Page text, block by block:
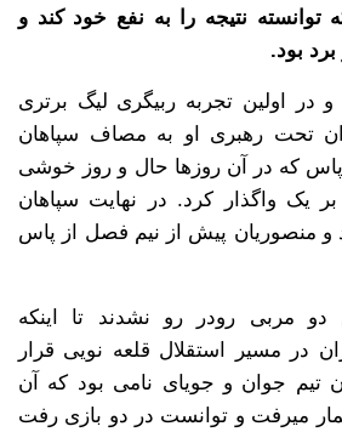
توانسته نتیجه را به نفع خود کند و
بود.
و در اولین تجربه ربیگری لیگ برتری
تحت رهبری او به مصاف سپاهان
پاس که در آن روزها حال و روز خوشی
یک واگذار کرد. در نهایت سپاهان
و منصوریان پیش از نیم فصل از پاس
دو مربی رودر رو نشدند تا اینکه
در مسیر استقلال قلعه نویی قرار
تیم جوان و جویای نامی بود که آن
میرفت و توانست در دو بازی رفت